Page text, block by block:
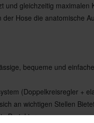
und gleichzeitig maximalen
der Hose die anatomische
bequeme und
(Doppelkreisregler +
an wichtigen Stellen
Protektoren